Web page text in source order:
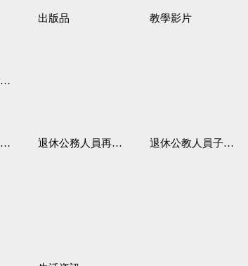
出版品 教學影片
退休公務人員再任職務 退休公教人員子女教育補助規定